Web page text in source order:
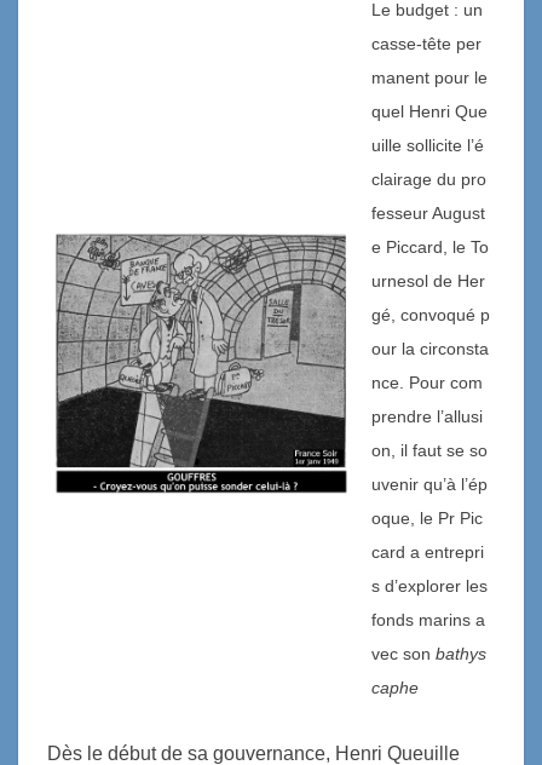
Le budget : un
casse-tête per
manent pour le
quel Henri Que
uille sollicite l’é
clairage du pro
fesseur August
e Piccard, le To
urnesol de Her
gé, convoqué p
our la circonsta
nce. Pour com
prendre l’allusi
on, il faut se so
uvenir qu’à l’ép
oque, le Pr Pic
card a entrepri
s d’explorer les
fonds marins a
vec sonbathys
caphe
Dès le début de sa gouvernance, Henri Queuille